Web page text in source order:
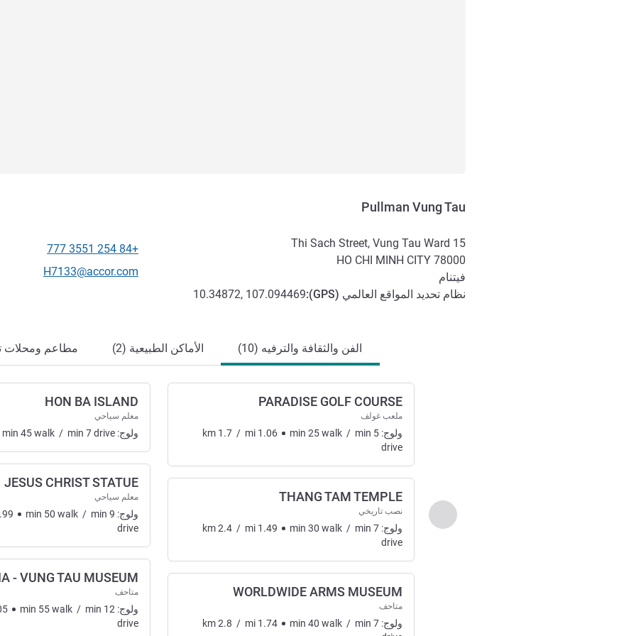
Pullman Vung Tau
15 Thi Sach Street, Vung Tau Ward
78000
HO CHI MINH CITY
فيتنام
نظام تحديد المواقع العالمي (GPS
):
10.34872, 107.094469
الهاتف
+84 254 3551 777
تواصل معنا عبر البريد
H7133@accor.com
الفن والثقافة والترفيه (10) الأماكن الطبيعية (2) مطاعم ومحلات
السابق - الفن والثقافة والترفيه
PARADISE GOLF COURSE
ملعب غولف
ولوج: km 1.7 / mi 1.06 min 25walk / min 5
drive
THANG TAM TEMPLE
نصب تاريخي
ولوج: km2.4 / mi 1.49 min 30 walk / min 7
drive
WORLDWIDE ARMS MUSEUM
متاحف
ولوج: km2.8 / mi 1.74 min 40 walk / min 7
HON BA ISLAND
معلم سياحي
ولوج: min 45walk / min 7drive
JESUS CHRIST STATUE
معلم سياحي
ولوج: min 50 walk / min 9
drive
- VUNG TAU MUSEUM
متاحف
ولوج: min 55walk / min 12
drive